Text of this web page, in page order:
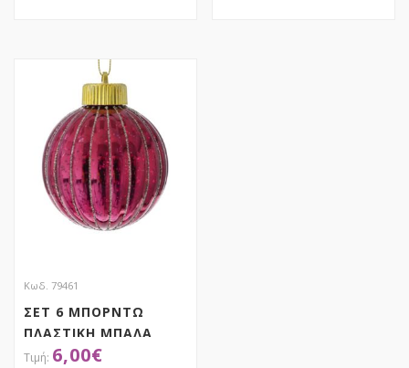
Κωδ. 79461
ΣΕΤ 6 ΜΠΟΡΝΤΩ
ΠΛΑΣΤΙΚΗ ΜΠΑΛΑ
8.5ΕΚ6,00€